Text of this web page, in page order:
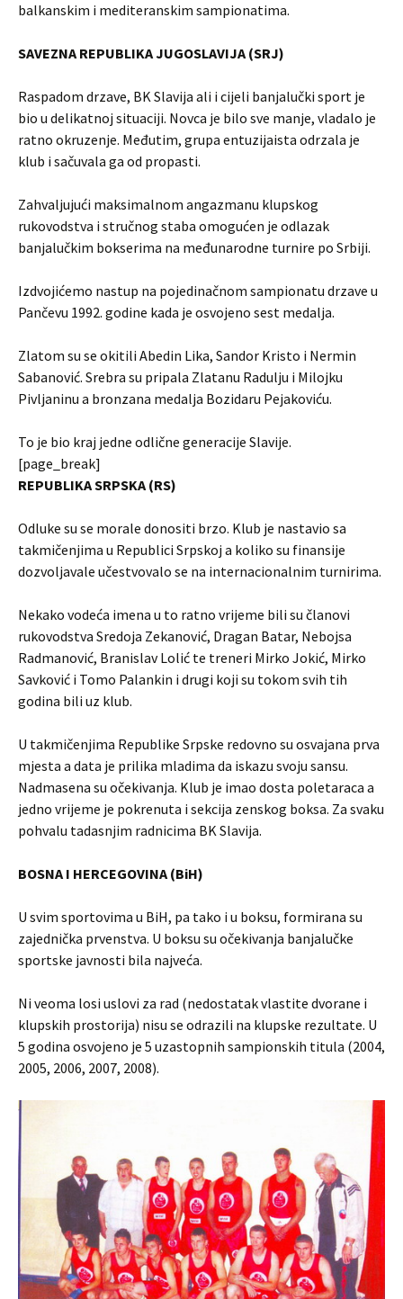
balkanskim i mediteranskim sampionatima.
SAVEZNA REPUBLIKA JUGOSLAVIJA (SRJ)
Raspadom drzave, BK Slavija ali i cijeli banjalučki sport je
bio u delikatnoj situaciji. Novca je bilo sve manje, vladalo je
ratno okruzenje. Međutim, grupa entuzijaista odrzala je
klub i sačuvala ga od propasti.
Zahvaljujući maksimalnom angazmanu klupskog
rukovodstva i stručnog staba omogućen je odlazak
banjalučkim bokserima na međunarodne turnire po Srbiji.
Izdvojićemo nastup na pojedinačnom sampionatu drzave u
Pančevu 1992. godine kada je osvojeno sest medalja.
Zlatom su se okitili Abedin Lika, Sandor Kristo i Nermin
Sabanović. Srebra su pripala Zlatanu Radulju i Milojku
Pivljaninu a bronzana medalja Bozidaru Pejakoviću.
To je bio kraj jedne odlične generacije Slavije.
[page_break]
REPUBLIKA SRPSKA (RS)
Odluke su se morale donositi brzo. Klub je nastavio sa
takmičenjima u Republici Srpskoj a koliko su finansije
dozvoljavale učestvovalo se na internacionalnim turnirima.
Nekako vodeća imena u to ratno vrijeme bili su članovi
rukovodstva Sredoja Zekanović, Dragan Batar, Nebojsa
Radmanović, Branislav Lolić te treneri Mirko Jokić, Mirko
Savković i Tomo Palankin i drugi koji su tokom svih tih
godina bili uz klub.
U takmičenjima Republike Srpske redovno su osvajana prva
mjesta a data je prilika mladima da iskazu svoju sansu.
Nadmasena su očekivanja. Klub je imao dosta poletaraca a
jedno vrijeme je pokrenuta i sekcija zenskog boksa. Za svaku
pohvalu tadasnjim radnicima BK Slavija.
BOSNA I HERCEGOVINA (BiH)
U svim sportovima u BiH, pa tako i u boksu, formirana su
zajednička prvenstva. U boksu su očekivanja banjalučke
sportske javnosti bila najveća.
Ni veoma losi uslovi za rad (nedostatak vlastite dvorane i
klupskih prostorija) nisu se odrazili na klupske rezultate. U
5 godina osvojeno je 5 uzastopnih sampionskih titula (2004,
2005, 2006, 2007, 2008).